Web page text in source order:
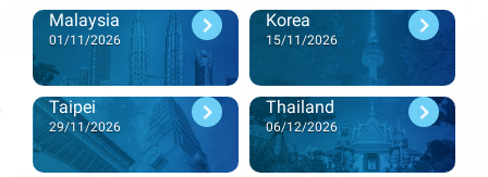
Malaysia
01/11/2026
Korea
15/11/2026
Taipei
29/11/2026
Thailand
06/12/2026
Tucson, Arizona
08/11/2026